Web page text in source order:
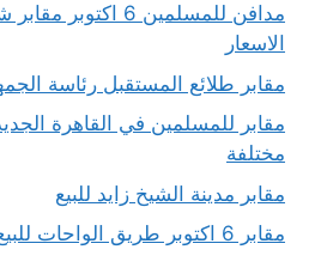
مدافن للمسلمين 6
الاسعار
مقابر طلائع المستقبل رئاسة
مقابر للمسلمين في القاهرة
مختلفة
مقابر مدينة الشيخ زايد للبيع
مقابر 6 اكتوبر طريق الواحات للبيع